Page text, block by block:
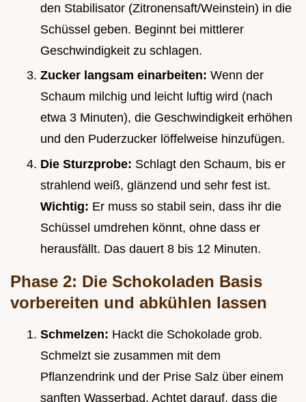
den Stabilisator (Zitronensaft/Weinstein) in die
Schüssel geben. Beginnt bei mittlerer
Geschwindigkeit zu schlagen.
Zucker langsam einarbeiten: Wenn der
Schaum milchig und leicht luftig wird (nach
etwa 3 Minuten), die Geschwindigkeit erhöhen
und den Puderzucker löffelweise hinzufügen.
Die Sturzprobe: Schlagt den Schaum, bis er
strahlend weiß, glänzend und sehr fest ist.
Wichtig: Er muss so stabil sein, dass ihr die
Schüssel umdrehen könnt, ohne dass er
herausfällt. Das dauert 8 bis 12 Minuten.
Phase 2: Die Schokoladen Basis
vorbereiten und abkühlen lassen
Schmelzen: Hackt die Schokolade grob.
Schmelzt sie zusammen mit dem
Pflanzendrink und der Prise Salz über einem
sanften Wasserbad. Achtet darauf, dass die